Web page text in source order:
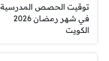
توقيت الحصص المدرسية
في شهر رمضان 2026
الكويت